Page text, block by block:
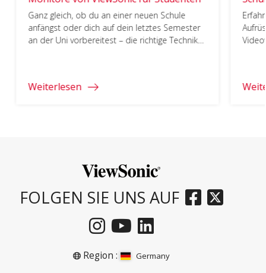
Ganz gleich, ob du an einer neuen Schule
anfängst oder dich auf dein letztes Semester
an der Uni vorbereitest – die richtige Technik
Studiums sorgfältig ausgewählt. Bist du bereit,
Weiterlesen
FOLGEN SIE UNS AUF
Region : Germany